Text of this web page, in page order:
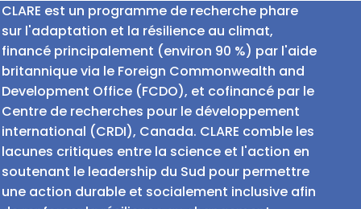
CLARE est un programme de recherche phare
sur l'adaptation et la résilience au climat,
financé principalement (environ 90 %) par l'aide
britannique via le Foreign Commonwealth and
Development Office (FCDO), et cofinancé par le
Centre de recherches pour le développement
international (CRDI), Canada. CLARE comble les
lacunes critiques entre la science et l'action en
soutenant le leadership du Sud pour permettre
une action durable et socialement inclusive afin